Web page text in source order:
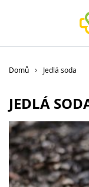
Domů Jedlá soda
JEDLÁ